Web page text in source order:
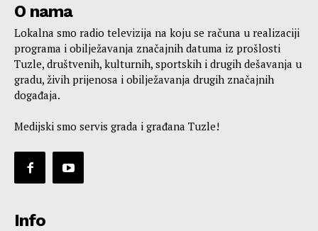
O nama
Lokalna smo radio televizija na koju se računa u realizaciji
programa i obilježavanja značajnih datuma iz prošlosti
Tuzle, društvenih, kulturnih, sportskih i drugih dešavanja u
gradu, živih prijenosa i obilježavanja drugih značajnih
događaja.
Medijski smo servis grada i građana Tuzle!
Info